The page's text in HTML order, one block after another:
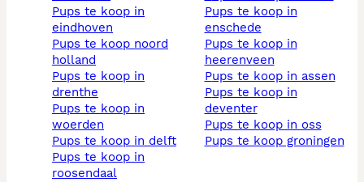
pups te koop in
eindhoven
pups te koop noord
holland
pups te koop in
drenthe
pups te koop in
woerden
pups te koop in delft
pups te koop in
roosendaal
pups te koop in
enschede
pups te koop in
heerenveen
pups te koop in assen
pups te koop in
deventer
pups te koop in oss
pups te koop groningen